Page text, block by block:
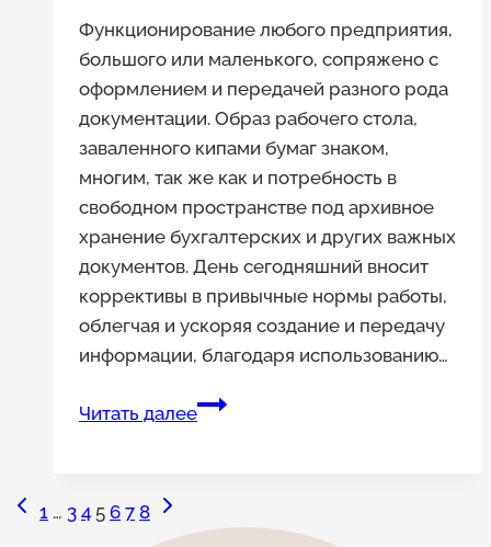
Функционирование любого предприятия,
большого или маленького, сопряжено с
оформлением и передачей разного рода
документации. Образ рабочего стола,
заваленного кипами бумаг знаком,
многим, так же как и потребность в
свободном пространстве под архивное
хранение бухгалтерских и других важных
документов. День сегодняшний вносит
коррективы в привычные нормы работы,
облегчая и ускоряя создание и передачу
информации, благодаря использованию…
Читать далееЭлектронная
Навигация
Предыдущая
1 … 3 4 5 6 7 8 Следующая
страница